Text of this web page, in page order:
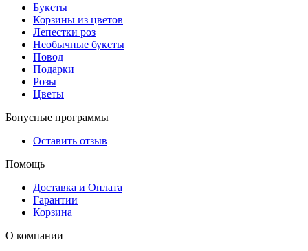
Букеты
Корзины из цветов
Лепестки роз
Необычные букеты
Повод
Подарки
Розы
Цветы
Бонусные программы
Оставить отзыв
Помощь
Доставка и Оплата
Гарантии
Корзина
О компании